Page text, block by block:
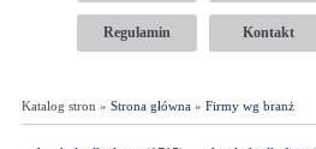
Regulamin Kontakt
Katalog stron » Strona główna» Firmy wg branż